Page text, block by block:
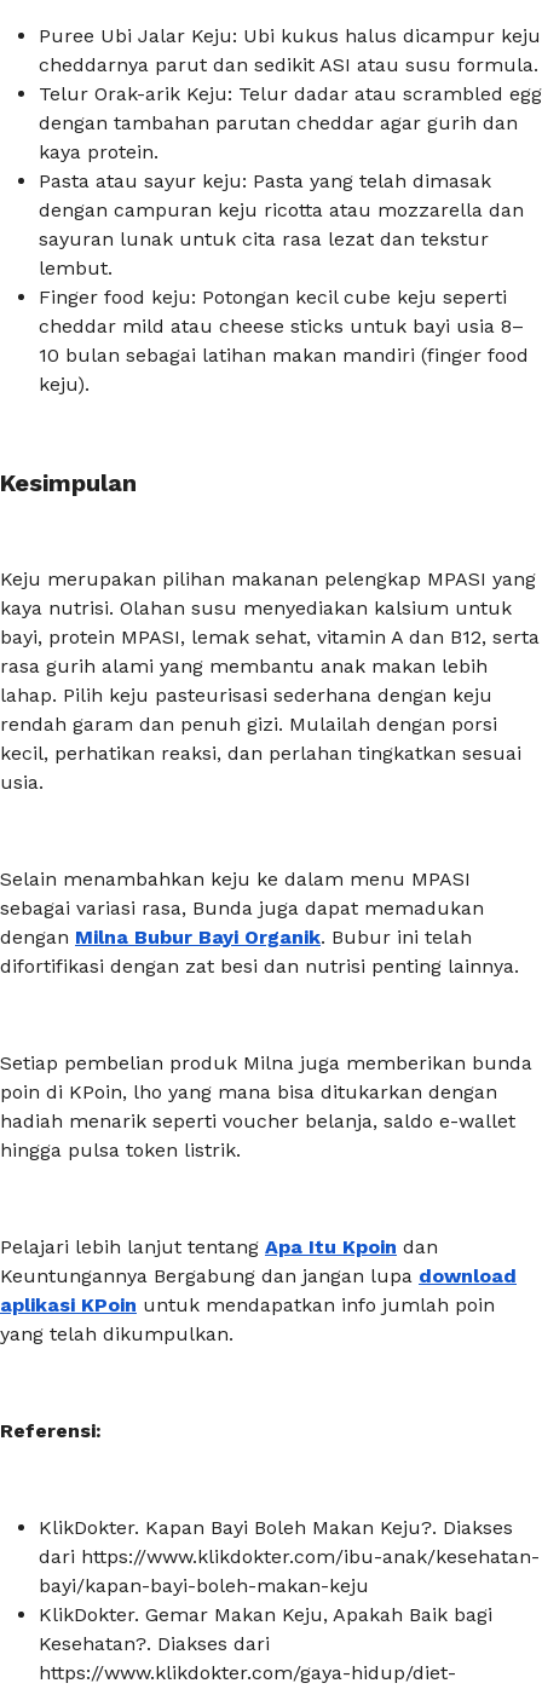
Puree Ubi Jalar Keju: Ubi kukus halus dicampur keju
cheddarnya parut dan sedikit ASI atau susu formula.
Telur Orak-arik Keju: Telur dadar atau scrambled egg
dengan tambahan parutan cheddar agar gurih dan
kaya protein.
Pasta atau sayur keju: Pasta yang telah dimasak
dengan campuran keju ricotta atau mozzarella dan
sayuran lunak untuk cita rasa lezat dan tekstur
lembut.
Finger food keju: Potongan kecil cube keju seperti
cheddar mild atau cheese sticks untuk bayi usia 8–
10 bulan sebagai latihan makan mandiri (finger food
keju).
Kesimpulan
Keju merupakan pilihan makanan pelengkap MPASI yang
kaya nutrisi. Olahan susu menyediakan kalsium untuk
bayi, protein MPASI, lemak sehat, vitamin A dan B12, serta
rasa gurih alami yang membantu anak makan lebih
lahap. Pilih keju pasteurisasi sederhana dengan keju
rendah garam dan penuh gizi. Mulailah dengan porsi
kecil, perhatikan reaksi, dan perlahan tingkatkan sesuai
usia.
Selain menambahkan keju ke dalam menu MPASI
sebagai variasi rasa, Bunda juga dapat memadukan
dengan Milna Bubur Bayi Organik. Bubur ini telah
difortifikasi dengan zat besi dan nutrisi penting lainnya.
Setiap pembelian produk Milna juga memberikan bunda
poin di KPoin, lho yang mana bisa ditukarkan dengan
hadiah menarik seperti voucher belanja, saldo e-wallet
hingga pulsa token listrik.
Pelajari lebih lanjut tentang Apa Itu Kpoin dan
Keuntungannya Bergabung dan jangan lupa download
aplikasi KPoin untuk mendapatkan info jumlah poin
yang telah dikumpulkan.
Referensi:
KlikDokter. Kapan Bayi Boleh Makan Keju?. Diakses
dari https://www.klikdokter.com/ibu-anak/kesehatan-
bayi/kapan-bayi-boleh-makan-keju
KlikDokter. Gemar Makan Keju, Apakah Baik bagi
Kesehatan?. Diakses dari
https://www.klikdokter.com/gaya-hidup/diet-